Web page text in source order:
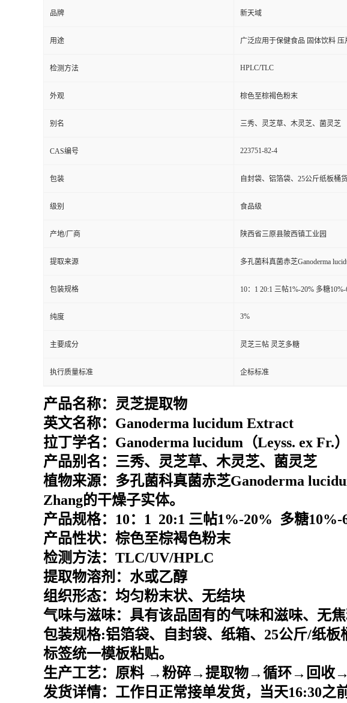
品牌 新天域
用途 广泛应用于保健食品 固体饮料 压
检测方法 HPLC/TLC
外观 棕色至棕褐色粉末
别名 三秀、灵芝草、木灵芝、菌灵芝
CAS编号 223751-82-4
包装 自封袋、铝箔袋、25公斤纸板桶
级别 食品级
产地/厂商 陕西省三原县陂西镇工业园
提取来源 多孔菌科真菌赤芝Ganoderma
包装规格 10：1 20:1 三帖1%-20% 多糖10%-
纯度 3%
主要成分 灵芝三帖 灵芝多糖
执行质量标准 企标标准
产品名称： 灵芝提取物
英文名称： Ganoderma lucidum Extract
拉丁学名： Ganoderma lucidum（Leyss. ex Fr.
产品别名： 三秀、灵芝草、木灵芝、菌灵芝
植物来源： 多孔菌科真菌赤芝Ganoderma
Zhang的干燥子实体。
产品规格：10：1 20:1 三帖1%-20% 多糖10%-
产品性状：棕色至棕褐色粉末
检测方法：TLC/UV/HPLC
提取物溶剂：水或乙醇
组织形态：均匀粉末状、无结块
气味与滋味：具有该品固有的气味和滋味、无
包装规格:铝箔袋、自封袋、纸箱、 25公斤/纸板
标签统一模板粘贴。
生产工艺：原料 →粉碎→提取物→循环→回收
发货详情：工作日正常接单发货，当天16:30之